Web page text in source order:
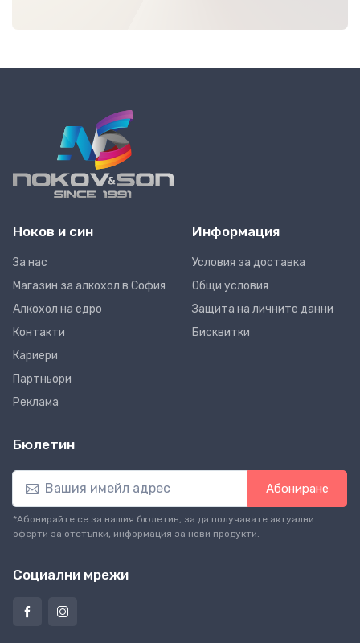
Ноков и син
За нас
Магазин за алкохол в София
Алкохол на едро
Контакти
Кариери
Партньори
Реклама
Информация
Условия за доставка
Общи условия
Защита на личните данни
Бисквитки
Бюлетин
Абониране
*Абонирайте се за нашия бюлетин, за да получавате актуални
оферти за отстъпки, информация за нови продукти.
Социални мрежи